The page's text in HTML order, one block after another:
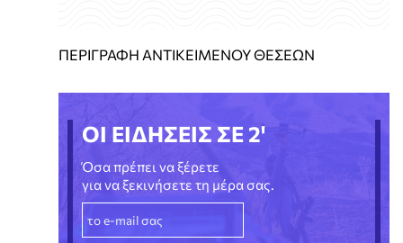
ΠΕΡΙΓΡΑΦΗ ΑΝΤΙΚΕΙΜΕΝΟΥ ΘΕΣΕΩΝ
ΟΙ ΕΙΔΗΣΕΙΣ ΣΕ 2'
Όσα πρέπει να ξέρετε
για να ξεκινήσετε τη μέρα σας.